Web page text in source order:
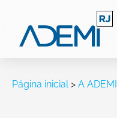
Página inicial> A ADEMI